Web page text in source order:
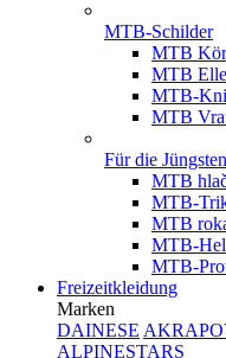
MTB-Schilder
MTB
MTB
MTB-
MTB
Für die Jüngsten
MTB
MTB-
MTB
MTB-
MTB-
Freizeitkleidung
Marken
DAINESE
ALPINESTARS